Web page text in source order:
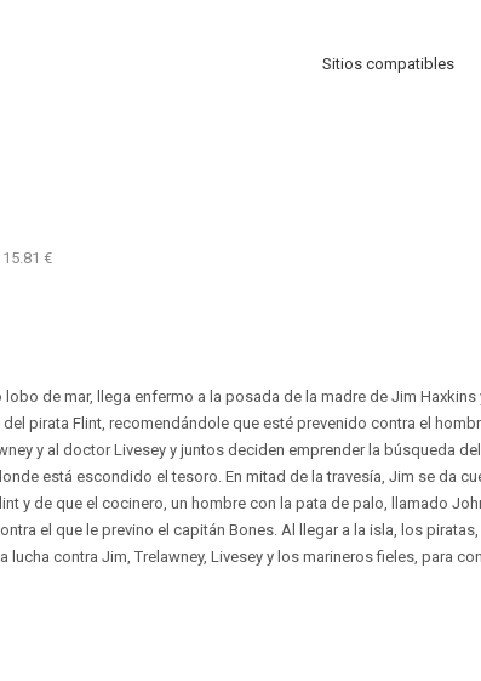
Sitios compatibles
15.81 €
lobo de mar, llega enfermo a la posada de la madre de Jim Haxkins
pirata Flint, recomendándole que esté prevenido contra el
y al doctor Livesey y juntos deciden emprender la búsqueda
está escondido el tesoro. En mitad de la travesía, Jim se da
y de que el cocinero, un hombre con la pata de palo, llamado
el que le previno el capitán Bones. Al llegar a la isla, los
lucha contra Jim, Trelawney, Livesey y los marineros fieles, para